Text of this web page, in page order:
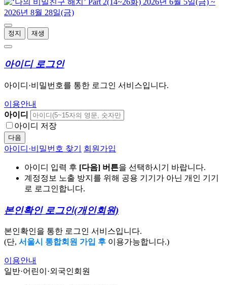
정지 재생
아이디 로그인
아이디·비밀번호를 통한 로그인 서비스입니다.
이용안내
아이디
아이디 저장
다음
아이디·비밀번호 찾기 회원가입
아이디 입력 후 [다음] 버튼을 선택하시기 바랍니다.
계정정보 노출 방지를 위해 공용 기기가 아닌 개인 기기
로 로그인합니다.
본인확인 로그인(개인회원)
본인확인을 통한 로그인 서비스입니다.
(단, 서울시 통합회원 가입 후 이용가능합니다.)
이용안내
일반·어린이·외국인회원